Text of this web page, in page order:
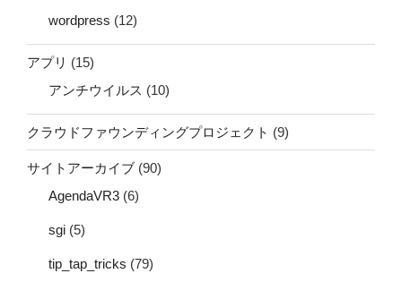
wordpress (12)
アプリ (15)
アンチウイルス (10)
クラウドファウンディングプロジェクト (9)
サイトアーカイブ (90)
AgendaVR3 (6)
sgi (5)
tip_tap_tricks (79)